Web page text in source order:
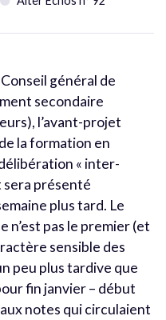
général de
secondaire
l’avant-projet
la formation en
« inter-
sera présenté
plus tard. Le
pas le premier (et
sensible des
peu plus tardive que
fin janvier – début
notes qui circulaient